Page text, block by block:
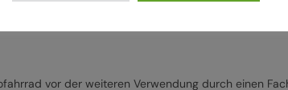
vor der weiteren Verwendung durch einen